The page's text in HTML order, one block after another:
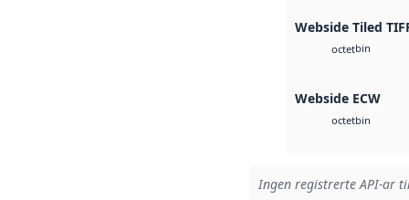
Webside Tiled
octetbin
Webside ECW
octetbin
Ingen registrerte API-ar